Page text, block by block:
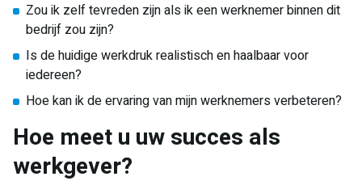
Zou ik zelf tevreden zijn als ik een werknemer binnen dit
bedrijf zou zijn?
Is de huidige werkdruk realistisch en haalbaar voor
iedereen?
Hoe kan ik de ervaring van mijn werknemers verbeteren?
Hoe meet u uw succes als
werkgever?